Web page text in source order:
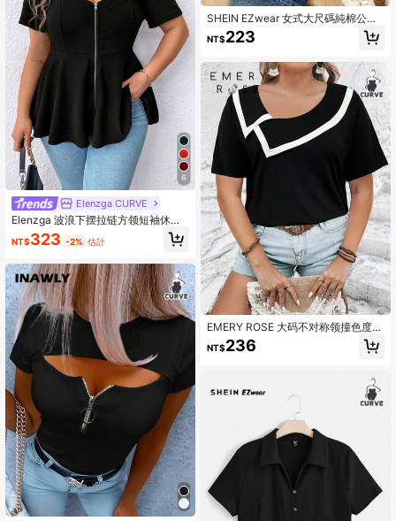
6
Elenzga CURVE
Elenzga 波浪下摆拉链方领短袖休闲
优雅大码女式衬衫
NT$323 -2% 估計
SHEIN EZwear 女式大尺碼純棉公仔
裙短袖T卹，A字擺設計和拼色設計，
圓領
NT$223
EMERY ROSE 大码不对称领撞色度假
休闲 T 恤，女式夏季上衣
NT$236